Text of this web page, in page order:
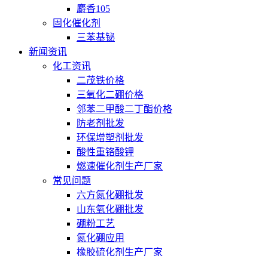
麝香105
固化催化剂
三苯基铋
新闻资讯
化工资讯
二茂铁价格
三氧化二硼价格
邻苯二甲酸二丁酯价格
防老剂批发
环保增塑剂批发
酸性重铬酸钾
燃速催化剂生产厂家
常见问题
六方氮化硼批发
山东氧化硼批发
硼粉工艺
氮化硼应用
橡胶硫化剂生产厂家